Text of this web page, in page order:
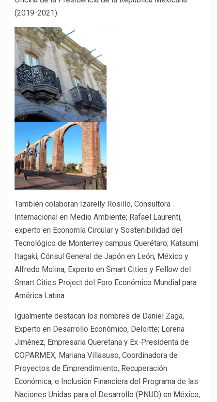
(2019-2021).
También colaboran Izarelly Rosillo, Consultora
Internacional en Medio Ambiente; Rafael Laurenti,
experto en Economía Circular y Sostenibilidad del
Tecnológico de Monterrey campus Querétaro; Katsumi
Itagaki, Cónsul General de Japón en León, México y
Alfredo Molina, Experto en Smart Cities y Fellow del
Smart Cities Project del Foro Económico Mundial para
América Latina.
Igualmente destacan los nombres de Daniel Zaga,
Experto en Desarrollo Económico, Deloitte; Lorena
Jiménez, Empresaria Queretana y Ex-Presidenta de
COPARMEX; Mariana Villasuso, Coordinadora de
Proyectos de Emprendimiento, Recuperación
Económica, e Inclusión Financiera del Programa de las
Naciones Unidas para el Desarrollo (PNUD) en México;